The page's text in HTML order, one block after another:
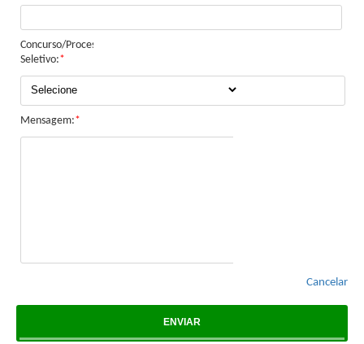
Concurso/Processo
Seletivo:*
Mensagem:*
Cancelar
ENVIAR